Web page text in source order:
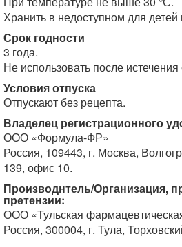
Хранить в недоступном для детей
Срок годности
3 года.
Не использовать после истечения
Условия отпуска
Отпускают без рецепта.
Владелец регистрационного
ООО «Формула-ФР»
Россия, 109443, г. Москва,
139, офис 10.
Производнтель/Организация,
претензии:
ООО «Тульская
Россия, 300004, г. Тула,